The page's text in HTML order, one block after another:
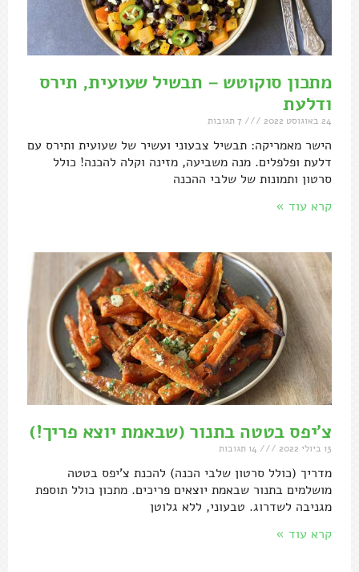
מתכון סוקוטש – תבשיל שעועית, תירס
ודלעת
24 באוגוסט 2022
הישר מאמריקה: תבשיל צבעוני ועשיר של שעועית ותירס עם
דלעת ופלפלים. מנה משביעה, מזינה וקלה להכנה! כולל
סרטון ותמונות של שלבי ההכנה
קרא עוד »
צ'יפס בטטה בתנור (שבאמת יוצא פריך!)
13 ביולי 2022
מדריך (כולל סרטון שלבי הכנה) להכנת צ'יפס בטטה
מושלמים בתנור שבאמת יוצאים פריכים. מתכון כולל תוספת
מגניבה לשדרוג. טבעוני, ללא גלוטן
קרא עוד »